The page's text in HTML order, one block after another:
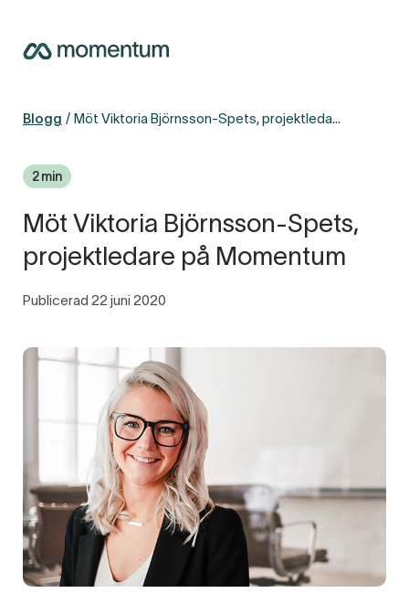
Blogg Möt Viktoria Björnsson-Spets, projektledare på Momentum
2 min
Möt Viktoria Björnsson-Spets,
projektledare på Momentum
Publicerad 22 juni 2020